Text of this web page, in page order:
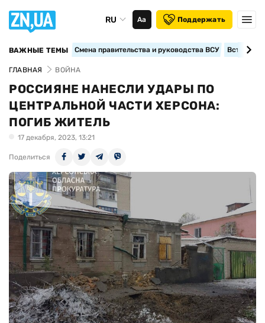
RU Аа Поддержать
ВАЖНЫЕ ТЕМЫ Смена правительства и руководства ВСУ
ГЛАВНАЯ ВОЙНА
РОССИЯНЕ НАНЕСЛИ УДАРЫ ПО
ЦЕНТРАЛЬНОЙ ЧАСТИ ХЕРСОНА:
ПОГИБ ЖИТЕЛЬ
17 декабря, 2023, 13:21
Поделиться